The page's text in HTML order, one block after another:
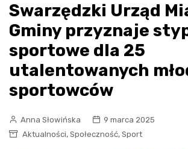
Swarzędzki Urząd
Gminy przyznaje
sportowe dla 25
utalentowanych
sportowców
Anna Słowińska
9 marca 2025
Aktualności, Społeczność, Sport